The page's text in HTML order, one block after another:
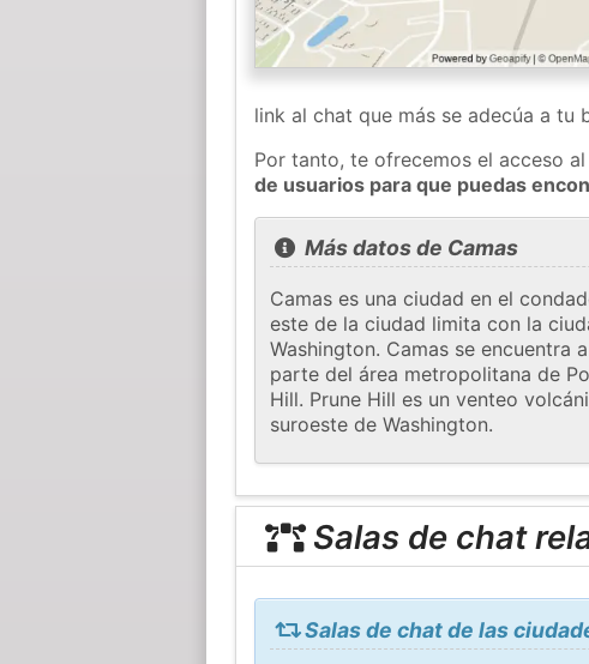
link al chat que más se adecúa a tu
Por tanto, te ofrecemos el acceso
de usuarios para que puedas
Más datos de Camas
Camas es una ciudad en el
este de la ciudad limita con la
Washington. Camas se encuentra
parte del área metropolitana de
Hill. Prune Hill es un venteo
suroeste de Washington.
Salas de chat
Salas de chat de las